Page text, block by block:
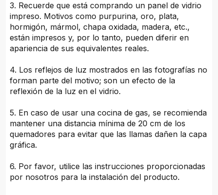
3. Recuerde que está comprando un panel de vidrio
impreso. Motivos como purpurina, oro, plata,
hormigón, mármol, chapa oxidada, madera, etc.,
están impresos y, por lo tanto, pueden diferir en
apariencia de sus equivalentes reales.
4. Los reflejos de luz mostrados en las fotografías no
forman parte del motivo; son un efecto de la
reflexión de la luz en el vidrio.
5. En caso de usar una cocina de gas, se recomienda
mantener una distancia mínima de 20 cm de los
quemadores para evitar que las llamas dañen la capa
gráfica.
6. Por favor, utilice las instrucciones proporcionadas
por nosotros para la instalación del producto.